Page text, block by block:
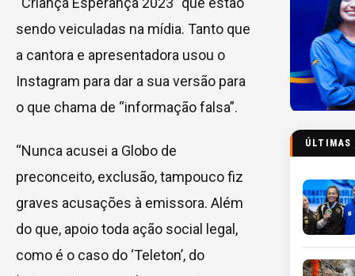
sendo veiculadas na mídia. Tanto que
a cantora e apresentadora usou o
Instagram para dar a sua versão para
o que chama de “informação falsa”.
“Nunca acusei a Globo de
preconceito, exclusão, tampouco fiz
graves acusações à emissora. Além
do que, apoio toda ação social legal,
como é o caso do ‘Teleton’, do